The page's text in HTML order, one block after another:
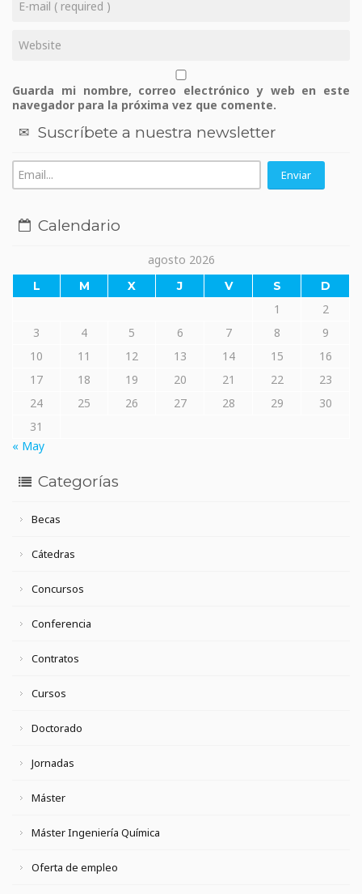
Guarda mi nombre, correo electrónico y web en este
navegador para la próxima vez que comente.
Suscríbete a nuestra newsletter
Calendario
agosto 2026
L M X J V S D
1
2
3
4 5 6 7 8
9
10
11 12 13 14 15
16
17
18 19 20 21 22
23
24
25 26 27 28 29
30
31
« May
Categorías
Becas
Cátedras
Concursos
Conferencia
Contratos
Cursos
Doctorado
Jornadas
Máster
Máster Ingeniería Química
Oferta de empleo